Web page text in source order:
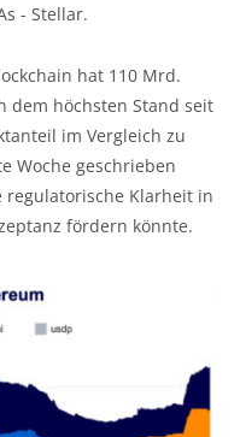
- Stellar.
hat 110 Mrd.
dem höchsten Stand seit
im Vergleich zu
Woche geschrieben
regulatorische Klarheit in
fördern könnte.